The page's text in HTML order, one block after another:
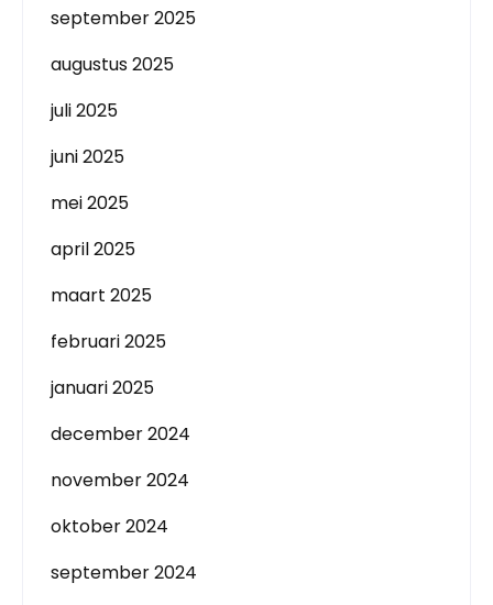
september 2025
augustus 2025
juli 2025
juni 2025
mei 2025
april 2025
maart 2025
februari 2025
januari 2025
december 2024
november 2024
oktober 2024
september 2024